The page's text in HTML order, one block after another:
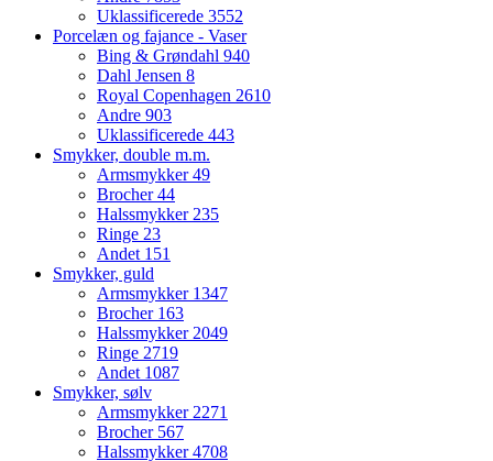
Uklassificerede 3552
Porcelæn og fajance - Vaser
Bing & Grøndahl 940
Dahl Jensen 8
Royal Copenhagen 2610
Andre 903
Uklassificerede 443
Smykker, double m.m.
Armsmykker49
Brocher44
Halssmykker235
Ringe 23
Andet 151
Smykker, guld
Armsmykker 1347
Brocher 163
Halssmykker2049
Ringe 2719
Andet 1087
Smykker, sølv
Armsmykker2271
Brocher 567
Halssmykker4708